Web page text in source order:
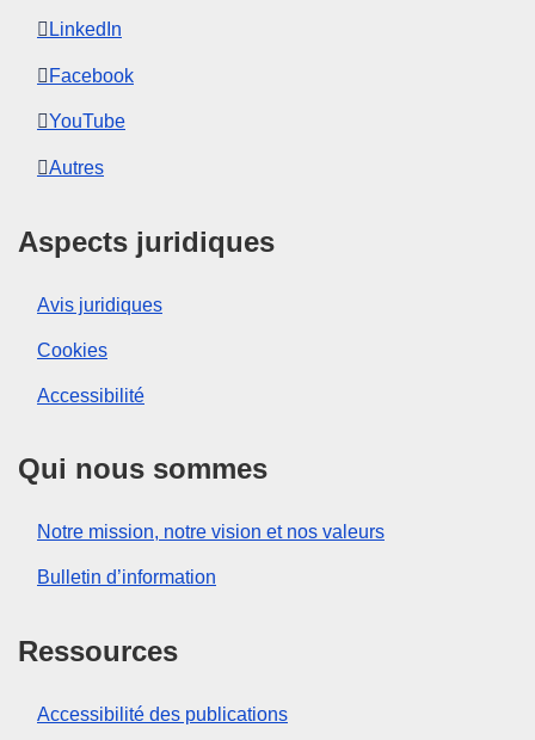
LinkedIn
Facebook
YouTube
Autres
Aspects juridiques
Avis juridiques
Cookies
Accessibilité
Qui nous sommes
Notre mission, notre vision et nos valeurs
Bulletin d’information
Ressources
Accessibilité des publications